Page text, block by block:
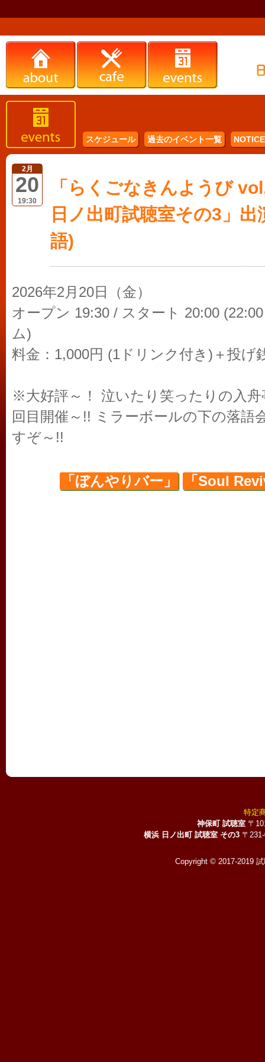
スケジュール 過去のイベント一覧
2月
20
19:30
「らくごなきんようび
日ノ出町試聴室その3」
語)
2026年2月20日（金）
オープン 19:30 / スタート 20:00
ム)
料金：1,000円 (1ドリンク付き)＋投げ
※大好評～！ 泣いたり笑ったりの入舟
回目開催～!! ミラーボールの下の落語
すぞ～!!
「ぼんやりバー」 「Soul
特定
神保町 試聴室 〒
横浜 日ノ出町 試聴室 その3 〒
Copyright © 2017-2019